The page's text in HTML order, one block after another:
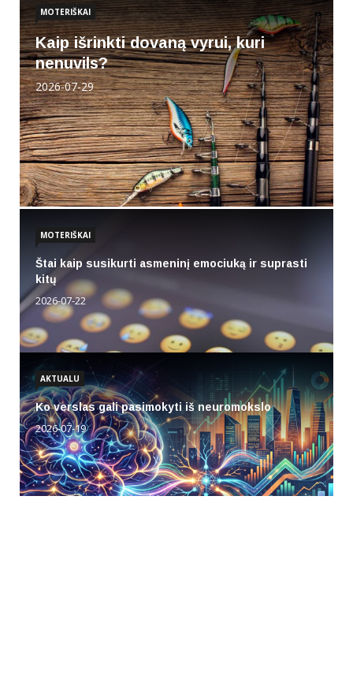
MOTERIŠKAI
Kaip išrinkti dovaną vyrui, kuri
nenuvils?
2026-07-29
MOTERIŠKAI
Štai kaip susikurti asmeninį emociuką ir suprasti
kitų
2026-07-22
AKTUALU
Ko verslas gali pasimokyti iš neuromokslo
2026-07-19